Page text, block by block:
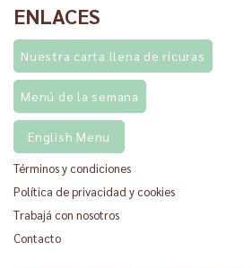
ENLACES
Nuestra carta llena de ricuras
Menú de la semana
English Menu
Términos y condiciones
Política de privacidad y cookies
Trabajá con nosotros
Contacto